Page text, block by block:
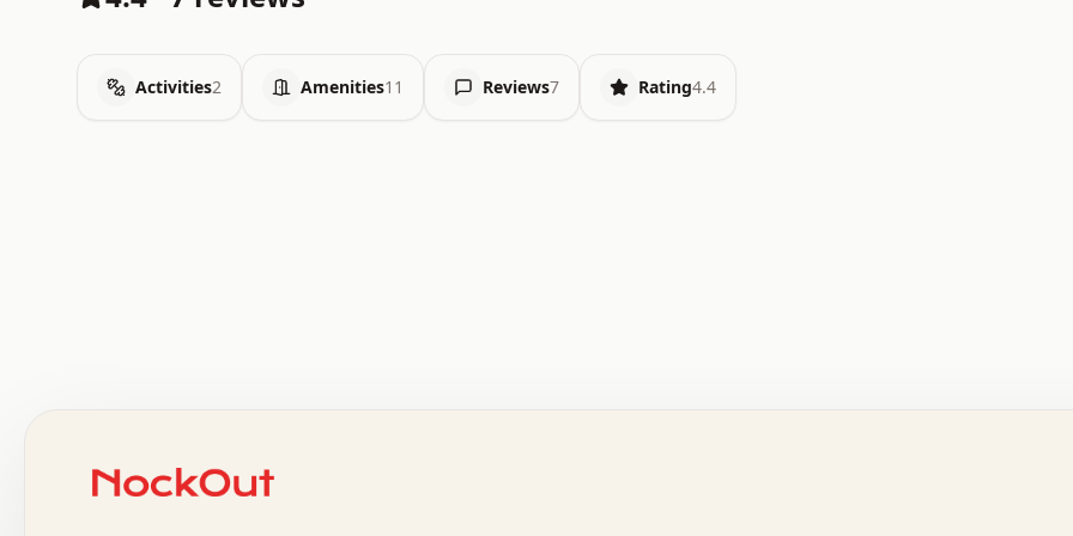
Activities2 Amenities11 Reviews7 Rating4.4
.   +   .   .   o   .   .   .   .   .   .   :   .   .   .   x   .   .   .   .   .   .   +   .   .   o
.   .   .   o   .   .   .   .   .   .   .   .   x   .   .   .   o   .   .   .   .   .   .   .   .   x   .